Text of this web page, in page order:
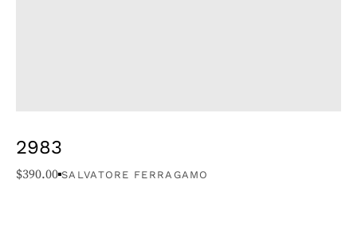
2983
$390.00 SALVATORE FERRAGAMO